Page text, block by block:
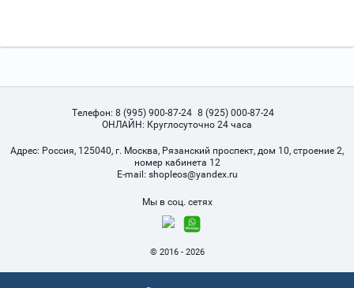
Телефон: 8 (995) 900-87-24 8 (925) 000-87-24
ОНЛАЙН: Круглосуточно 24 часа
Адрес: Россия, 125040, г. Москва, Рязанский проспект, дом 10, строение 2,
номер кабинета 12
Е-mail: shopleos@yandex.ru
Мы в соц. сетях
© 2016 - 2026